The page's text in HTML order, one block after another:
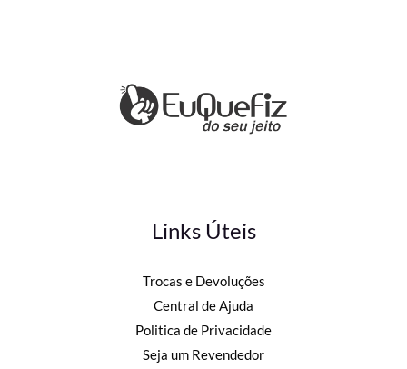
Links Úteis
Trocas e Devoluções
Central de Ajuda
Politica de Privacidade
Seja um Revendedor